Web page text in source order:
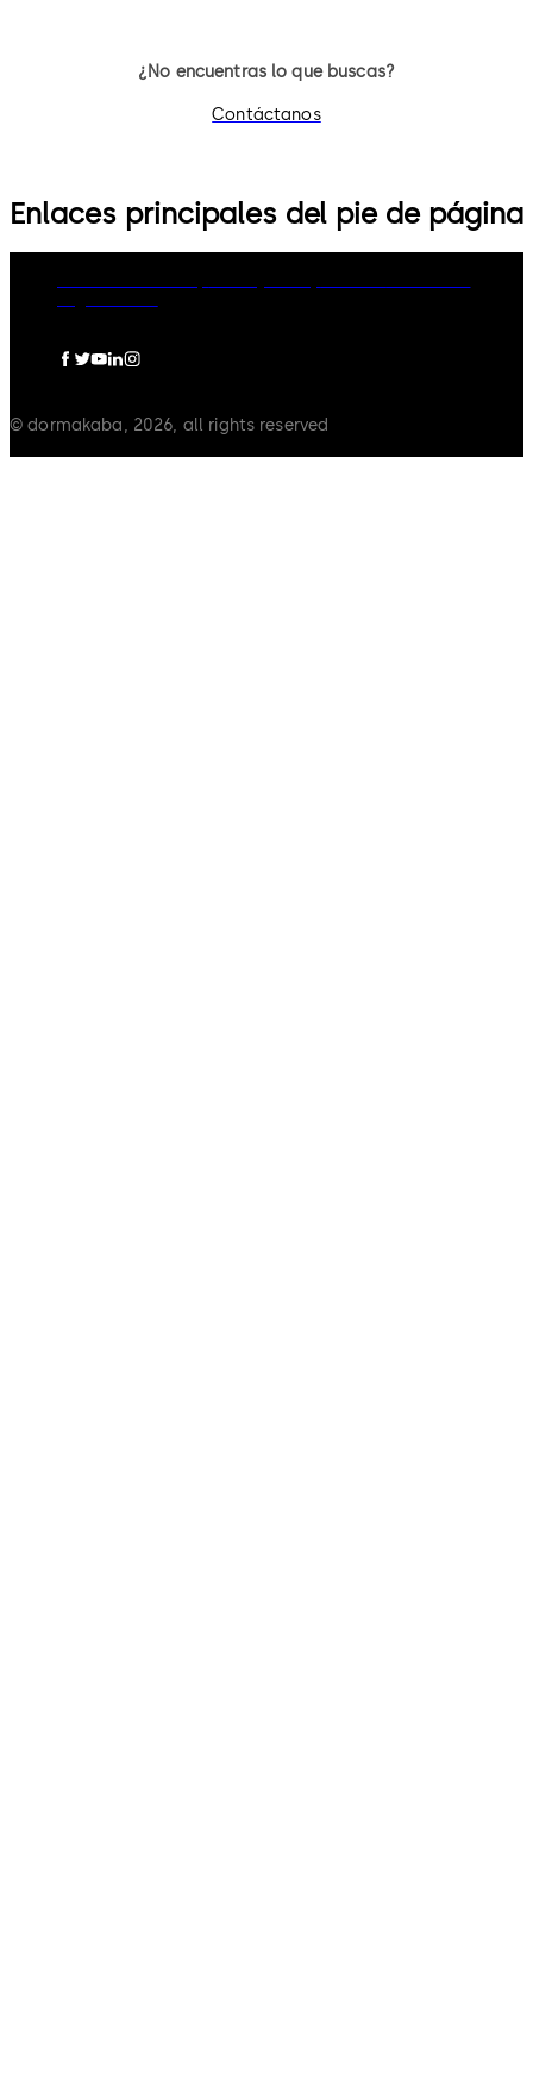
¿No encuentras lo que buscas?
Contáctanos
Enlaces principales del pie de página
© dormakaba, 2026, all rights reserved